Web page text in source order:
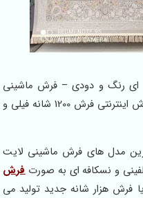
ای رنگ و دودی – فرش ماشینی
لایت جدید – کارخانه فرش خوب – فروش اینترنتی فرش 1200 شانه فیلی و
مدل های فرش ماشینی لایت
و نسکافه ای به صورتفرش
شانه یا فرش هزار شانه جدید تولید می